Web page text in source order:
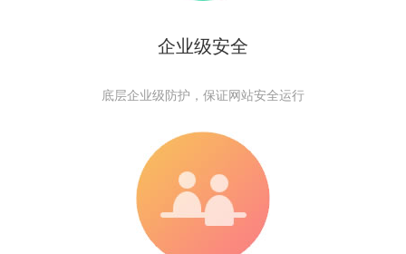
企业级安全
底层企业级防护，保证网站安全运行